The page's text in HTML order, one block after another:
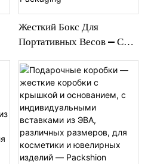
Жесткий Бокс Для
Портативных Весов — С
Пластиковым Поддоном
На Заказ Для Электроники
И Измерительных
Инструментов —
Packshion Packaging